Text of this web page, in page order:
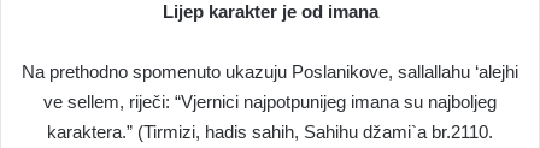
Lijep karakter je od imana
Na prethodno spomenuto ukazuju Poslanikove, sallallahu ‘alejhi
ve sellem, riječi: “Vjernici najpotpunijeg imana su najboljeg
karaktera.” (Tirmizi, hadis sahih, Sahihu džami`a br.2110.